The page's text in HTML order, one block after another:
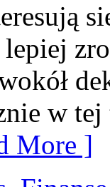
lepiej
w
More ]